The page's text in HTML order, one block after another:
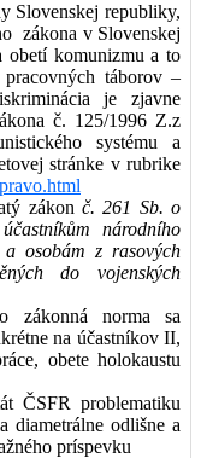
republiky,
zákona v Slovenskej
obetí komunizmu a to
táborov –
je zjavne
č. 125/1996 Z.z
systému a
stránke v rubrike
zákon č. 261 Sb.o
národního
osobám z rasových
do vojenských
zákonná norma sa
na účastníkov II,
obete holokaustu
ČSFR problematiku
diametrálne odlišne a
príspevku